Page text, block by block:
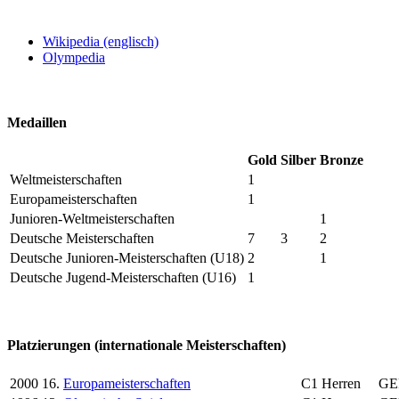
Wikipedia (englisch)
Olympedia
Medaillen
Gold Silber Bronze
Weltmeisterschaften
1
Europameisterschaften
1
Junioren-Weltmeisterschaften
1
Deutsche Meisterschaften
7 3
2
Deutsche Junioren-Meisterschaften (U18) 2
1
Deutsche Jugend-Meisterschaften (U16)
1
Platzierungen (internationale Meisterschaften)
2000 16. Europameisterschaften C1 Herren